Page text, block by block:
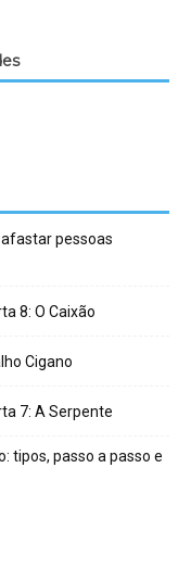
pessoas
8: O Caixão
Cigano
7: A Serpente
tipos, passo a passo e